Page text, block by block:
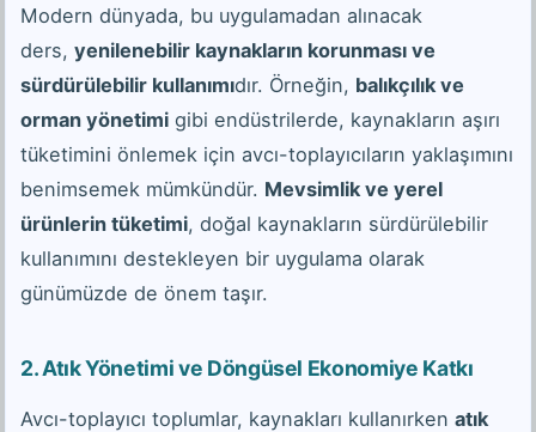
Modern dünyada, bu uygulamadan alınacak
ders, yenilenebilir kaynakların korunması ve
sürdürülebilir kullanımıdır. Örneğin, balıkçılık ve
orman yönetimi gibi endüstrilerde, kaynakların aşırı
tüketimini önlemek için avcı-toplayıcıların yaklaşımını
benimsemek mümkündür. Mevsimlik ve yerel
ürünlerin tüketimi, doğal kaynakların sürdürülebilir
kullanımını destekleyen bir uygulama olarak
günümüzde de önem taşır.
2. Atık Yönetimi ve Döngüsel Ekonomiye Katkı
Avcı-toplayıcı toplumlar, kaynakları kullanırken atık